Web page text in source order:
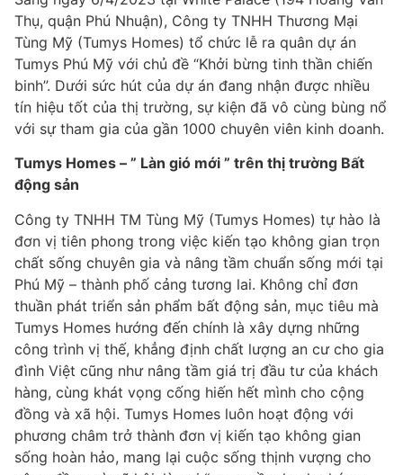
Thụ, quận Phú Nhuận), Công ty TNHH Thương Mại
Tùng Mỹ (Tumys Homes) tổ chức lễ ra quân dự án
Tumys Phú Mỹ với chủ đề “Khởi bừng tinh thần chiến
binh”. Dưới sức hút của dự án đang nhận được nhiều
tín hiệu tốt của thị trường, sự kiện đã vô cùng bùng nổ
với sự tham gia của gần 1000 chuyên viên kinh doanh.
Tumys Homes – ” Làn gió mới ” trên thị trường Bất
động sản
Công ty TNHH TM Tùng Mỹ (Tumys Homes) tự hào là
đơn vị tiên phong trong việc kiến tạo không gian trọn
chất sống chuyên gia và nâng tầm chuẩn sống mới tại
Phú Mỹ – thành phố cảng tương lai. Không chỉ đơn
thuần phát triển sản phẩm bất động sản, mục tiêu mà
Tumys Homes hướng đến chính là xây dựng những
công trình vị thế, khẳng định chất lượng an cư cho gia
đình Việt cũng như nâng tầm giá trị đầu tư của khách
hàng, cùng khát vọng cống hiến hết mình cho cộng
đồng và xã hội. Tumys Homes luôn hoạt động với
phương châm trở thành đơn vị kiến tạo không gian
sống hoàn hảo, mang lại cuộc sống thịnh vượng cho